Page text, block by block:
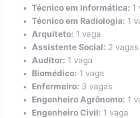
Técnico em Informática: 1
Técnico em Radiologia: 1
Arquiteto: 1 vaga
Assistente Social: 2 vagas
Auditor: 1 vaga
Biomédico: 1 vaga
Enfermeiro: 3 vagas
Engenheiro Agrônomo: 1
Engenheiro Civil: 1 vaga